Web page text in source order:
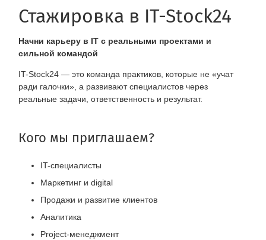
Стажировка в IT-Stock24
Начни карьеру в IT с реальными проектами и
сильной командой
IT-Stock24 — это команда практиков, которые не «учат
ради галочки», а развивают специалистов через
реальные задачи, ответственность и результат.
Кого мы приглашаем?
IT-специалисты
Маркетинг и digital
Продажи и развитие клиентов
Аналитика
Project-менеджмент